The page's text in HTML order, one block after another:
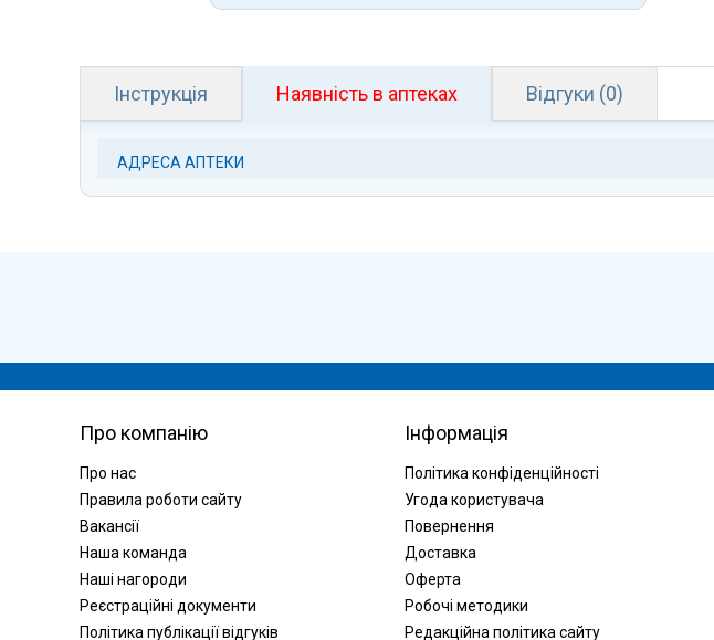
Інструкція Наявність в аптеках Відгуки (0)
АДРЕСА АПТЕКИ
Про компанію
Про нас
Правила роботи сайту
Вакансії
Наша команда
Наші нагороди
Реєстраційні документи
Політика публікації відгуків
Інформація
Політика конфіденційності
Угода користувача
Повернення
Доставка
Оферта
Робочі методики
Редакційна політика сайту